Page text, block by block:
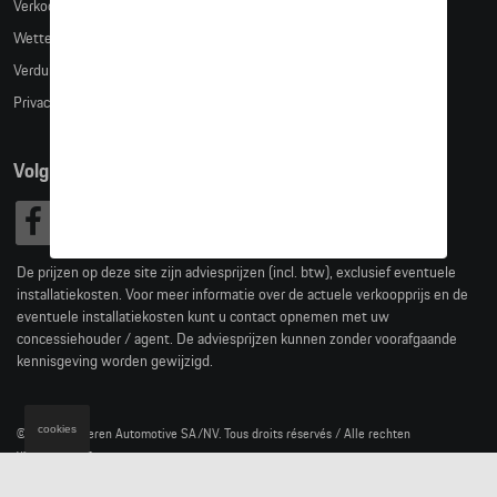
Verkoopsvoorwaarden
Wettelijke bepalingen
Verduidelijking kledingmaten
Privacybeleid
Volg Ons
De prijzen op deze site zijn adviesprijzen (incl. btw), exclusief eventuele
installatiekosten. Voor meer informatie over de actuele verkoopprijs en de
eventuele installatiekosten kunt u contact opnemen met uw
concessiehouder / agent. De adviesprijzen kunnen zonder voorafgaande
kennisgeving worden gewijzigd.
© 2026 D'Ieteren Automotive SA/NV. Tous droits réservés / Alle rechten
voorbehouden.
cookies